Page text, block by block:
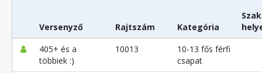
Versenyző Rajtszám Kategória
405+ és a
többiek :)
10013
10-13 fős férfi
csapat